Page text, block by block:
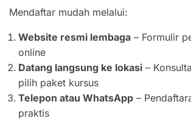
Mendaftar mudah melalui:
Website resmi lembaga – Formulir
online
Datang langsung ke lokasi –
pilih paket kursus
Telepon atau WhatsApp –
praktis